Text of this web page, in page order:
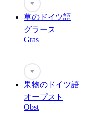
♥
草のドイツ語
グラース
Gras
♥
果物のドイツ語
オープスト
Obst